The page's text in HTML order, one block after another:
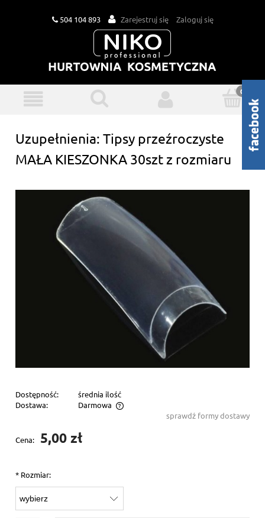
504 104 893 Zarejestruj się Zaloguj się
Uzupełnienia: Tipsy przeźroczyste
MAŁA KIESZONKA 30szt z rozmiaru
Dostępność:
średnia ilość
Dostawa:
Darmowa
Cena nie zawiera ewentualnych kosztów płatnościsprawdź formy dostawy
Cena: 5,00 zł
* Rozmiar: